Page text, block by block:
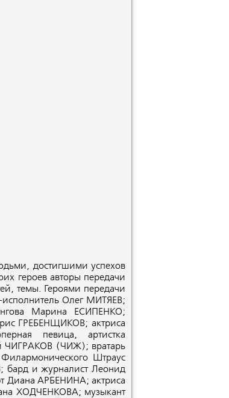
достигшими успехов
героев авторы передачи
темы. Героями передачи
Олег МИТЯЕВ;
Марина ЕСИПЕНКО;
ГРЕБЕНЩИКОВ; актриса
певица, артистка
ЧИГРАКОВ (ЧИЖ); вратарь
Штраус
и журналист Леонид
Диана АРБЕНИНА; актриса
ХОДЧЕНКОВА; музыкант